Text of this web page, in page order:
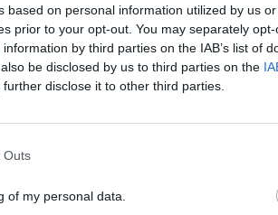
based on personal information utilized by us
prior to your opt-out. You may separately
by third parties on the IAB’s list of
be disclosed by us to third parties on the
disclose it to other third parties.
Outs
of my personal data.
Προστάτη – Μαζί
σχετικά με τον
του καρκίνου...